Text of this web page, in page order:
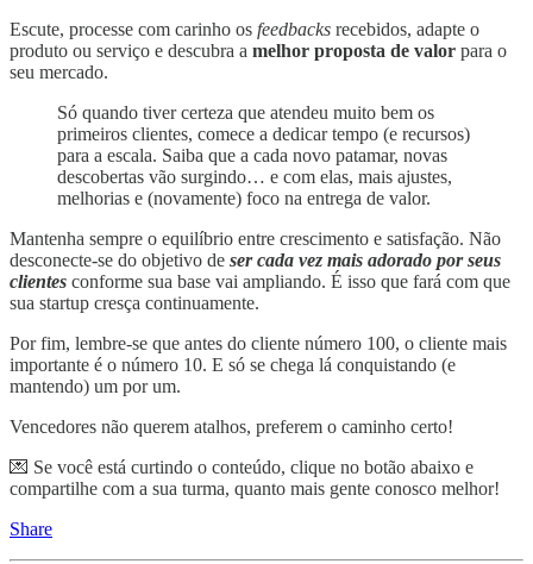
Escute, processe com carinho os feedbacks recebidos, adapte o
produto ou serviço e descubra a melhor proposta de valor para o
seu mercado.
Só quando tiver certeza que atendeu muito bem os
primeiros clientes, comece a dedicar tempo (e recursos)
para a escala. Saiba que a cada novo patamar, novas
descobertas vão surgindo… e com elas, mais ajustes,
melhorias e (novamente) foco na entrega de valor.
Mantenha sempre o equilíbrio entre crescimento e satisfação. Não
desconecte-se do objetivo de ser cada vez mais adorado por seus
clientes conforme sua base vai ampliando. É isso que fará com que
sua startup cresça continuamente.
Por fim, lembre-se que antes do cliente número 100, o cliente mais
importante é o número 10. E só se chega lá conquistando (e
mantendo) um por um.
Vencedores não querem atalhos, preferem o caminho certo!
💌 Se você está curtindo o conteúdo, clique no botão abaixo e
compartilhe com a sua turma, quanto mais gente conosco melhor!
Share